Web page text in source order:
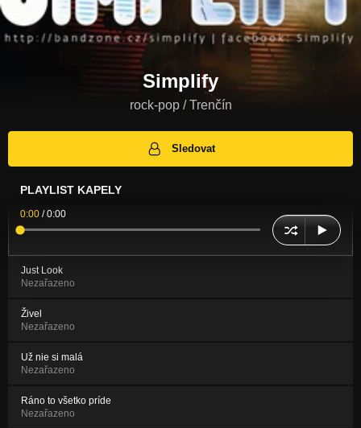
Simplify
rock-pop / Trenčín
Sledovat
PLAYLIST KAPELY
0:00 /0:00
Just Look
Nezařazeno
Živel
Nezařazeno
Už nie si malá
Nezařazeno
Ráno to všetko príde
Nezařazeno